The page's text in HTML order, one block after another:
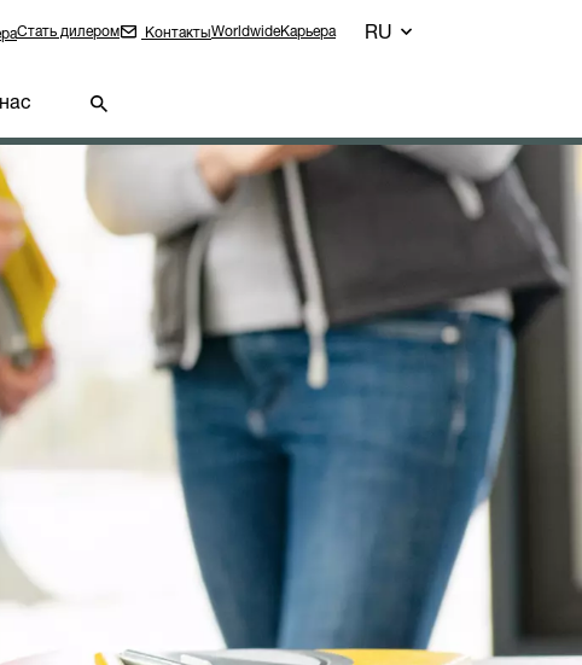
Стать дилером КонтактыWorldwideКарьера RU